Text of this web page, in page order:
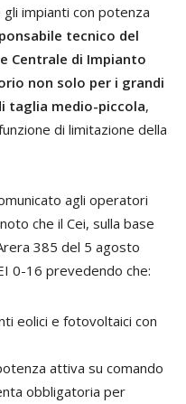
impianti con potenza
tecnico del
Centrale di Impianto
non solo per i grandi
taglia medio-piccola,
di limitazione della
agli operatori
che il Cei, sulla base
385 del 5 agosto
0-16 prevedendo che:
eolici e fotovoltaici con
attiva su comando
obbligatoria per